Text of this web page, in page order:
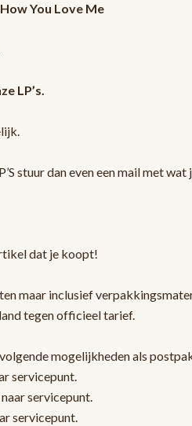
You Love Me
LP’s.
stuur dan even een mail met
dat je koopt!
maar inclusief
tegen officieel tarief.
mogelijkheden als
servicepunt.
servicepunt.
servicepunt.